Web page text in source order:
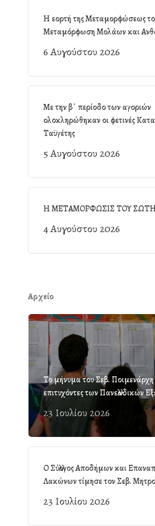
Η εορτή της Μεταμορφώσεως
Μεταμόρφωση Μολάων και
6 Αυγούστου 2026
Με την β΄ περίοδο των αγοριών
ολοκληρώθηκαν οι φετινές
Ταϋγέτης
5 Αυγούστου 2026
Η ΜΕΤΑΜΟΡΦΩΣΙΣ ΤΟΥ
4 Αυγούστου 2026
Αρχείο
Το μήνυμα του Σεβ. Ποιμενάρχη
επιτυχόντες των Πανελλαδικών
23 Ιουλίου 2026
Ο Σύλλογος Αποδήμων και
Λακώνων τίμησε τον Σεβ.
23 Ιουλίου 2026